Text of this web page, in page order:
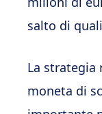
salto di
La strategia
moneta di